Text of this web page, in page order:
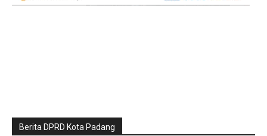
Berita DPRD Kota Padang